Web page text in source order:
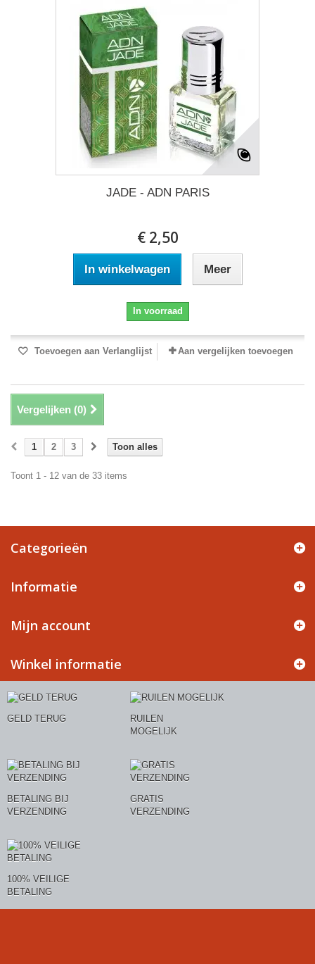
JADE - ADN PARIS
€ 2,50
In winkelwagen Meer
In voorraad
Toevoegen aan Verlanglijst Aan vergelijken toevoegen
Vergelijken (0)
Toon alles
1 2 3
Toont 1 - 12 van de 33 items
Categorieën
Informatie
Mijn account
Winkel informatie
GELD TERUG
RUILEN
MOGELIJK
BETALING BIJ
VERZENDING
GRATIS
VERZENDING
100% VEILIGE
BETALING